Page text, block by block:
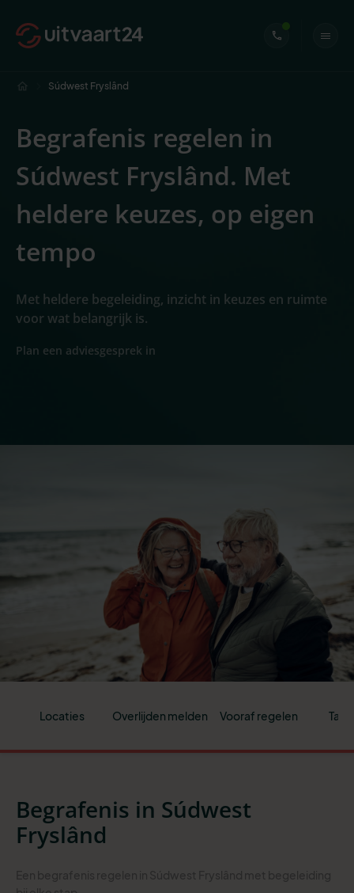
Súdwest Fryslând
Begrafenis regelen in
Súdwest Fryslând. Met
heldere keuzes, op eigen
tempo
Met heldere begeleiding, inzicht in keuzes en ruimte
voor wat belangrijk is.
Plan een adviesgesprek in
Locaties Overlijden melden Vooraf regelen
Begrafenis in Súdwest
Fryslând